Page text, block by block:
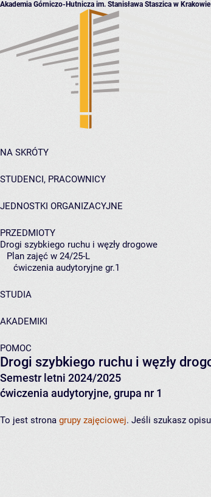
Akademia Górniczo-Hutnicza im. Stanisława Staszica w Krakowie
NA SKRÓTY
STUDENCI, PRACOWNICY
JEDNOSTKI ORGANIZACYJNE
PRZEDMIOTY
Drogi szybkiego ruchu i węzły drogowe
Plan zajęć w 24/25-L
ćwiczenia audytoryjne gr.1
STUDIA
AKADEMIKI
POMOC
Drogi szybkiego ruchu i węzły
Semestr letni 2024/2025
ćwiczenia audytoryjne, grupa nr 1
To jest strona grupy zajęciowej. Jeśli szukasz